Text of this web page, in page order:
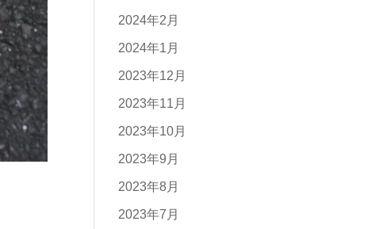
2024年2月
2024年1月
2023年12月
2023年11月
2023年10月
2023年9月
2023年8月
2023年7月